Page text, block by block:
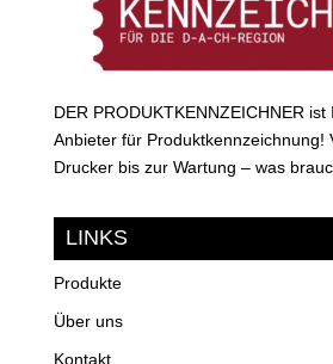
DER PRODUKTKENNZEICHNER
Anbieter für Produktkennzeichnung!
Drucker bis zur Wartung – was
LINKS
Produkte
Über uns
Kontakt